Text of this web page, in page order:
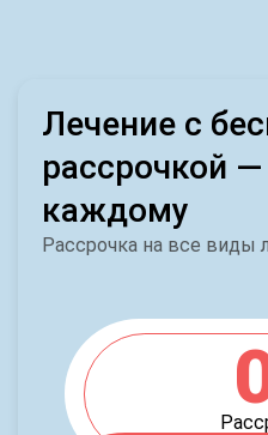
Лечение с
рассрочкой
каждому
Рассрочка на все виды